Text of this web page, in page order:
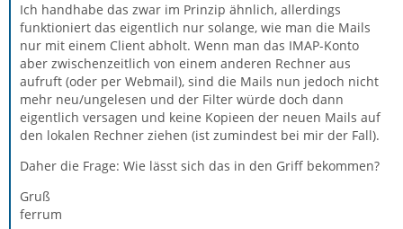
Ich handhabe das zwar im Prinzip ähnlich, allerdings
funktioniert das eigentlich nur solange, wie man die Mails
nur mit einem Client abholt. Wenn man das IMAP-Konto
aber zwischenzeitlich von einem anderen Rechner aus
aufruft (oder per Webmail), sind die Mails nun jedoch nicht
mehr neu/ungelesen und der Filter würde doch dann
eigentlich versagen und keine Kopieen der neuen Mails auf
den lokalen Rechner ziehen (ist zumindest bei mir der Fall).
Daher die Frage: Wie lässt sich das in den Griff bekommen?
Gruß
ferrum